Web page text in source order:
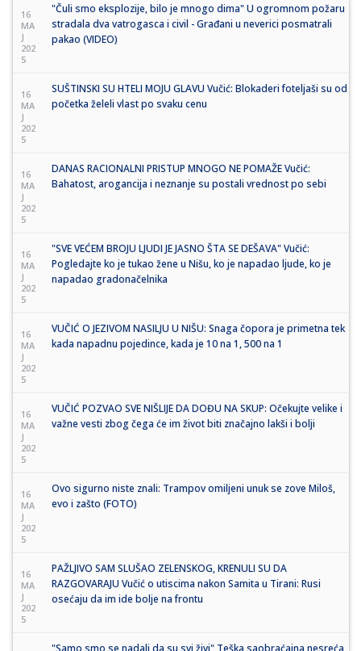
16
MA
J
202
5
"Čuli smo eksplozije, bilo je mnogo dima" U ogromnom požaru
stradala dva vatrogasca i civil - Građani u neverici posmatrali
pakao (VIDEO)
16
MA
J
202
5
SUŠTINSKI SU HTELI MOJU GLAVU Vučić: Blokaderi foteljaši su od
početka želeli vlast po svaku cenu
16
MA
J
202
5
DANAS RACIONALNI PRISTUP MNOGO NE POMAŽE Vučić:
Bahatost, arogancija i neznanje su postali vrednost po sebi
16
MA
J
202
5
"SVE VEĆEM BROJU LJUDI JE JASNO ŠTA SE DEŠAVA" Vučić:
Pogledajte ko je tukao žene u Nišu, ko je napadao ljude, ko je
napadao gradonačelnika
16
MA
J
202
5
VUČIĆ O JEZIVOM NASILJU U NIŠU: Snaga čopora je primetna tek
kada napadnu pojedince, kada je 10 na 1, 500 na 1
16
MA
J
202
5
VUČIĆ POZVAO SVE NIŠLIJE DA DOĐU NA SKUP: Očekujte velike i
važne vesti zbog čega će im život biti značajno lakši i bolji
16
MA
J
202
5
Ovo sigurno niste znali: Trampov omiljeni unuk se zove Miloš,
evo i zašto (FOTO)
16
MA
J
202
5
PAŽLJIVO SAM SLUŠAO ZELENSKOG, KRENULI SU DA
RAZGOVARAJU Vučić o utiscima nakon Samita u Tirani: Rusi
osećaju da im ide bolje na frontu
"Samo smo se nadali da su svi živi" Teška saobraćajna nesreća